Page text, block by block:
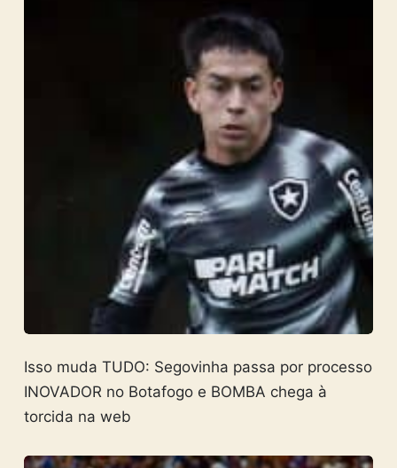
Isso muda TUDO: Segovinha passa por processo
INOVADOR no Botafogo e BOMBA chega à
torcida na web